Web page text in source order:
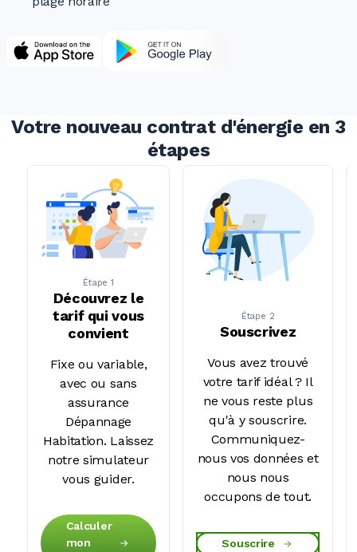
Votre nouveau contrat d'énergie en 3
étapes
Étape 1
Découvrez le
tarif qui vous
convient
Fixe ou variable,
avec ou sans
assurance
Dépannage
Habitation. Laissez
notre simulateur
vous guider.
Calculer
mon
Étape 2
Souscrivez
Vous avez trouvé
votre tarif idéal ?Il
ne vous reste plus
qu'à y souscrire.
Communiquez-
nous vos données et
nous nous
occupons de tout.
Souscrire